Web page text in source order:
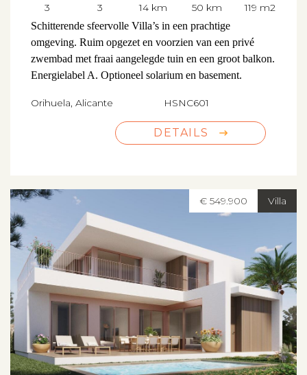
3 3 14 km 50 km 119 m2
Schitterende sfeervolle Villa’s in een prachtige
omgeving. Ruim opgezet en voorzien van een privé
zwembad met fraai aangelegde tuin en een groot balkon.
Energielabel A. Optioneel solarium en basement.
Orihuela, Alicante HSNC601
DETAILS
Villa
€ 549.900